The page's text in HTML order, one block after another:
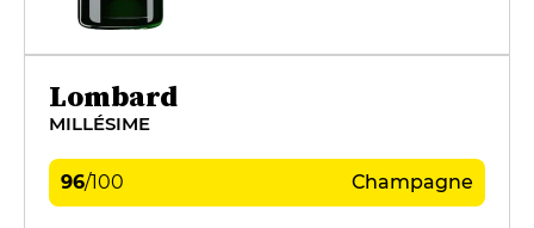
Lombard
MILLÉSIME
96/100 Champagne